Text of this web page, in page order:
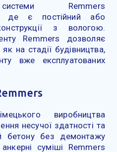
системи Remmers
де є постійний або
з вологою.
Remmers дозволяє
на стадії будівництва,
вже експлуатованих
виробництва
несучої здатності та
бетону без демонтажу
анкерні суміші Remmers